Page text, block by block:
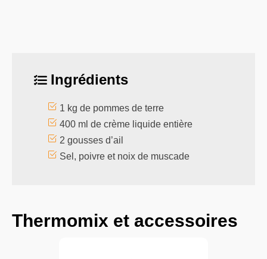
Ingrédients
1 kg de pommes de terre
400 ml de crème liquide entière
2 gousses d’ail
Sel, poivre et noix de muscade
Thermomix et accessoires